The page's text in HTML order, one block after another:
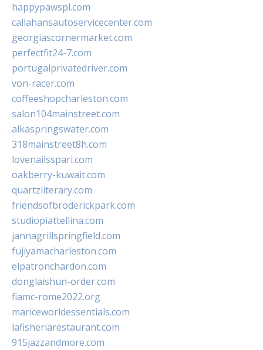
happypawspl.com
callahansautoservicecenter.com
georgiascornermarket.com
perfectfit24-7.com
portugalprivatedriver.com
von-racer.com
coffeeshopcharleston.com
salon104mainstreet.com
alkaspringswater.com
318mainstreet8h.com
lovenailsspari.com
oakberry-kuwait.com
quartzliterary.com
friendsofbroderickpark.com
studiopiattellina.com
jannagrillspringfield.com
fujiyamacharleston.com
elpatronchardon.com
donglaishun-order.com
fiamc-rome2022.org
mariceworldessentials.com
lafisheriarestaurant.com
915jazzandmore.com